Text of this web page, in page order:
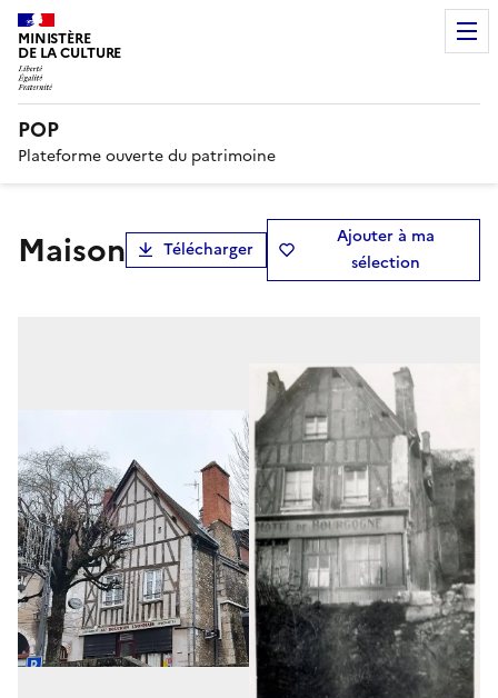
MINISTÈRE
DE LA CULTURE
POP
Plateforme ouverte du patrimoine
Maison Télécharger
Ajouter à ma
sélection